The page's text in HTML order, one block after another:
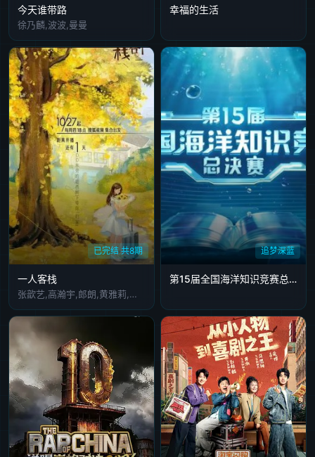
今天谁带路
徐乃麟,波波,曼曼
幸福的生活
已完结 共8期
一人客栈
张歆艺,高瀚宇,郎朗,黄雅莉,吉娜·爱丽丝
追梦深蓝
第15届全国海洋知识竞赛总决赛